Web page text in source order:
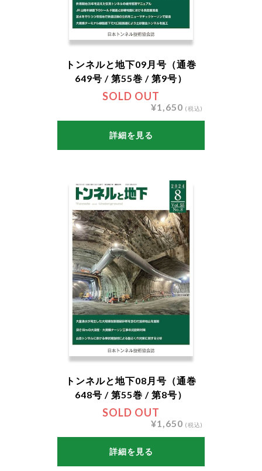
SOLD OUT
トンネルと地下09月号（通巻
649号 / 第55巻 / 第9号）
¥1,650 (税込)
詳細を見る
SOLD OUT
トンネルと地下08月号（通巻
648号 / 第55巻 / 第8号）
¥1,650 (税込)
詳細を見る